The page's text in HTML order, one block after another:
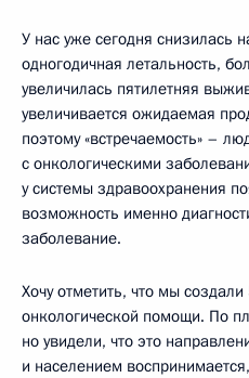
У нас уже сегодня снизилась
одногодичная летальность,
увеличилась пятилетняя
увеличивается ожидаемая
поэтому «встречаемость» –
с онкологическими
у системы здравоохранения
возможность именно
заболевание.
Хочу отметить, что мы
онкологической помощи. По
но увидели, что это
и населением